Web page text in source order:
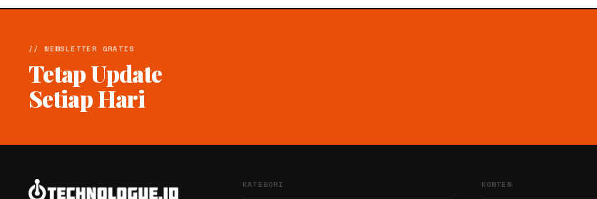
// NEWSLETTER GRATIS
Tetap Update
Setiap Hari
KATEGORI KONTEN